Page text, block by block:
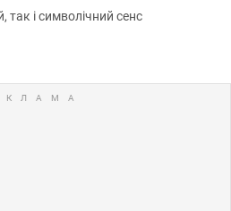
і символічний сенс